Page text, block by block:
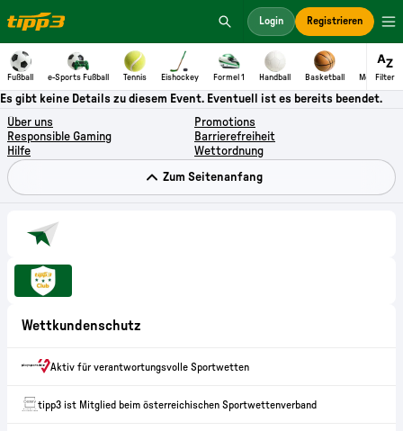
Es gibt keine Details zu diesem Event. Eventuell ist es bereits beendet.